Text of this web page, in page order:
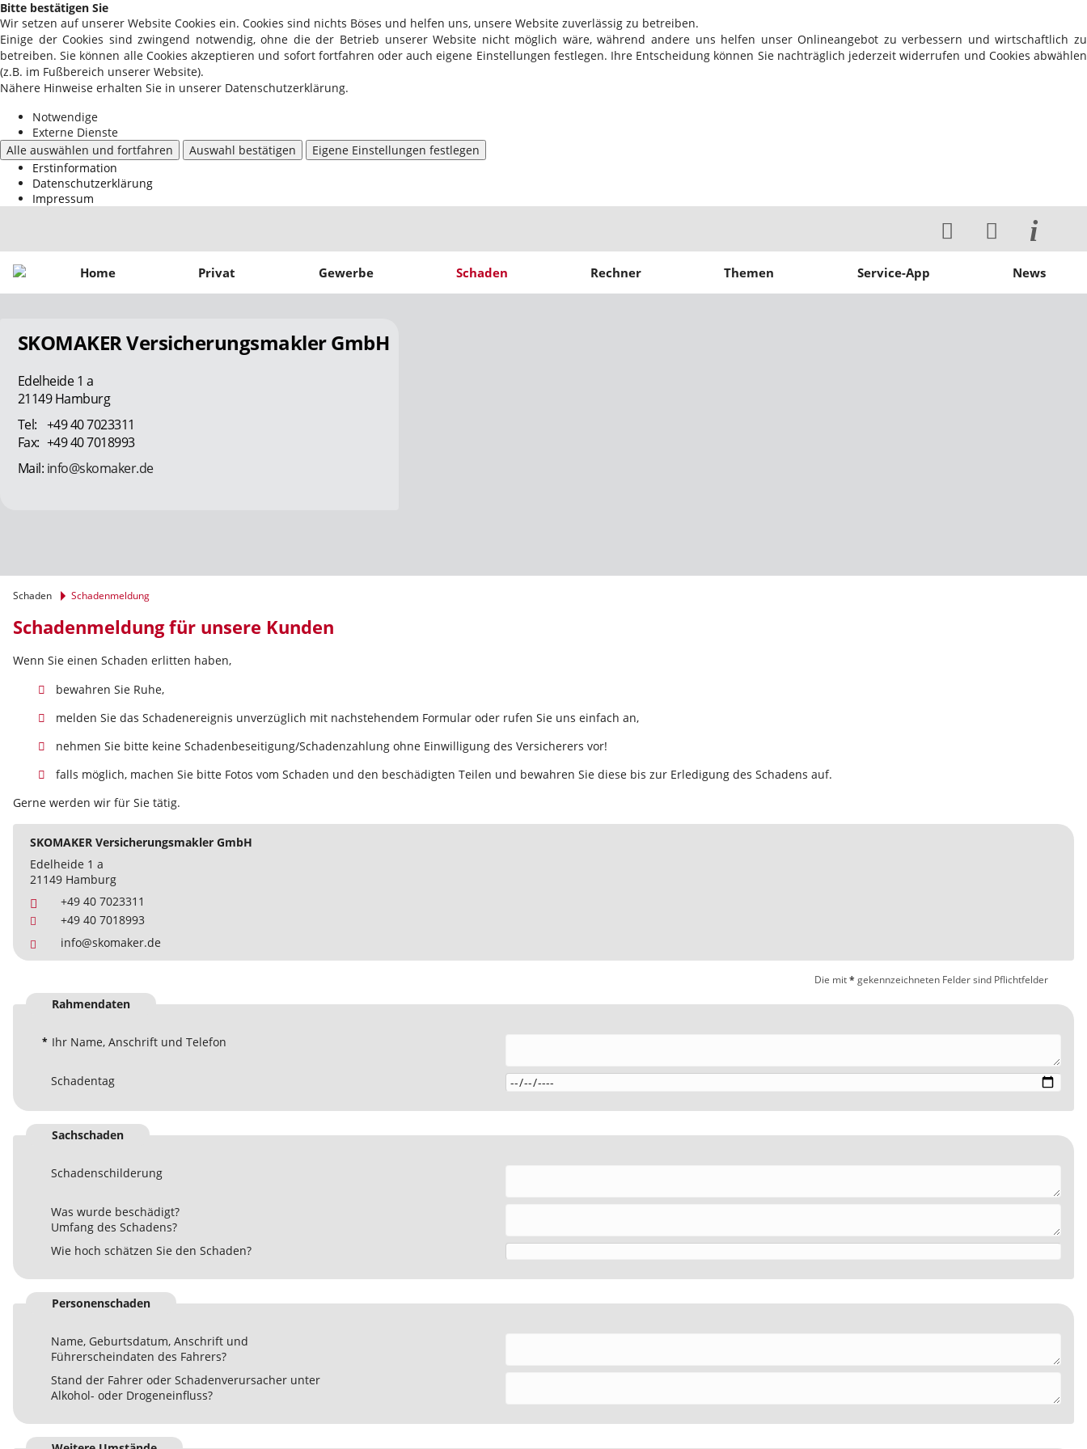
Bitte bestätigen Sie
Wir setzen auf unserer Website Cookies ein. Cookies sind nichts Böses und helfen uns, unsere Website zuverlässig zu betreiben.
Einige der Cookies sind zwingend notwendig, ohne die der Betrieb unserer Website nicht möglich wäre, während andere uns helfen unser Onlineangebot zu verbessern und wirtschaftlich zu
betreiben. Sie können alle Cookies akzeptieren und sofort fortfahren oder auch eigene Einstellungen festlegen. Ihre Entscheidung können Sie nachträglich jederzeit widerrufen und Cookies abwählen
(z.B. im Fußbereich unserer Website).
Nähere Hinweise erhalten Sie in unserer Datenschutzerklärung.
Notwendige
Externe Dienste
Alle auswählen und fortfahren
Auswahl bestätigen
Eigene Einstellungen festlegen
Erstinformation
Datenschutzerklärung
Impressum
Home Privat Gewerbe Schaden Rechner Themen Service-App News
SKOMAKER Versicherungsmakler GmbH
Edelheide 1 a
21149 Hamburg
+49 40 7023311
+49 40 7018993
info@skomaker.de
Schaden Schadenmeldung
Schadenmeldung für unsere Kunden
Wenn Sie einen Schaden erlitten haben,
bewahren Sie Ruhe,
melden Sie das Schadenereignis unverzüglich mit nachstehendem Formular oder rufen Sie uns einfach an,
nehmen Sie bitte keine Schadenbeseitigung/Schadenzahlung ohne Einwilligung des Versicherers vor!
falls möglich, machen Sie bitte Fotos vom Schaden und den beschädigten Teilen und bewahren Sie diese bis zur Erledigung des Schadens auf.
Gerne werden wir für Sie tätig.
SKOMAKER Versicherungsmakler GmbH
Edelheide 1 a
21149 Hamburg
+49 40 7023311
+49 40 7018993
info@skomaker.de
Die mit* gekennzeichneten Felder sind Pflichtfelder
Rahmendaten
* Ihr Name, Anschrift und Telefon
Schadentag
Sachschaden
Schadenschilderung
Was wurde beschädigt?
Umfang des Schadens?
Wie hoch schätzen Sie den Schaden?
Personenschaden
Name, Geburtsdatum, Anschrift und
Führerscheindaten des Fahrers?
Stand der Fahrer oder Schadenverursacher unter
Alkohol- oder Drogeneinfluss?